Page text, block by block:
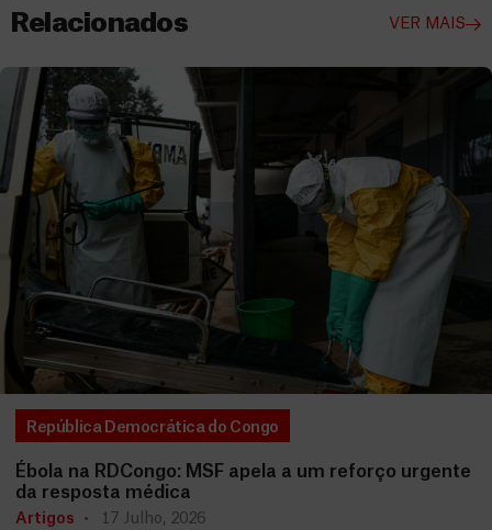
Relacionados VER MAIS
República Democrática do Congo
Ébola na RDCongo: MSF apela a um reforço urgente
da resposta médica
Artigos 17 Julho, 2026